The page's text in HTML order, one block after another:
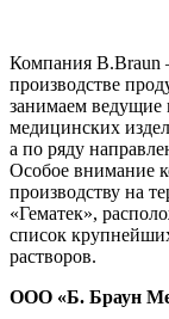
Компания B.Braun
производстве
занимаем ведущие
медицинских
а по ряду
Особое внимание
производству на
«Гематек»,
список
растворов.
ООО «Б. Браун